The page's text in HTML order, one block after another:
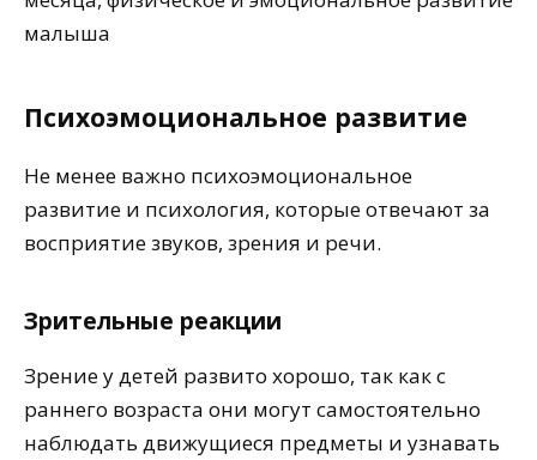
Психоэмоциональное развитие
Не менее важно психоэмоциональное
развитие и психология, которые отвечают за
восприятие звуков, зрения и речи.
Зрительные реакции
Зрение у детей развито хорошо, так как с
раннего возраста они могут самостоятельно
наблюдать движущиеся предметы и узнавать